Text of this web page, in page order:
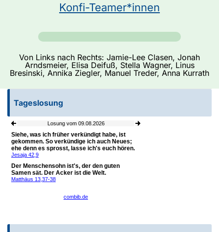
Konfi-Teamer*innen
Von Links nach Rechts: Jamie-Lee Clasen, Jonah
Arndsmeier, Elisa Deifuß, Stella Wagner, Linus
Bresinski, Annika Ziegler, Manuel Treder, Anna Kurrath
Tageslosung